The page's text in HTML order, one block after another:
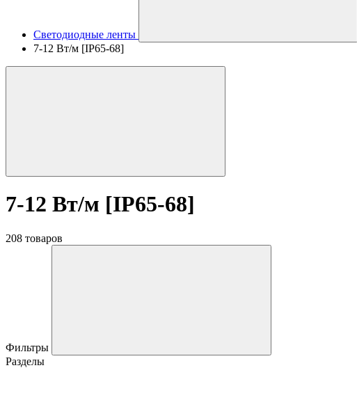
Светодиодные ленты
7-12 Вт/м [IP65-68]
7-12 Вт/м [IP65-68]
208 товаров
Фильтры
Разделы